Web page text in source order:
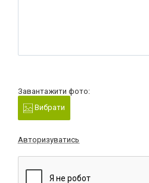
Завантажити фото:
Вибрати
Авторизуватись